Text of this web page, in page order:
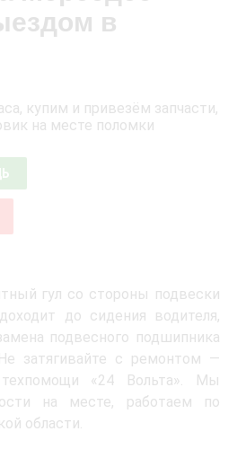
в
купим и привезём запчасти,
на месте поломки
гул со стороны подвески
до сидения водителя,
подвесного подшипника
затягивайте с ремонтом —
«24 Вольта». Мы
на месте, работаем по
области.